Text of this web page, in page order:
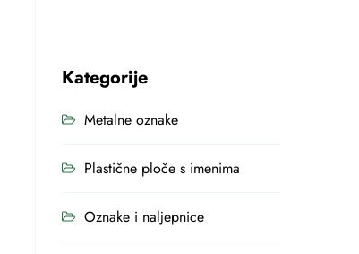
Kategorije
Metalne oznake
Plastične ploče s imenima
Oznake i naljepnice